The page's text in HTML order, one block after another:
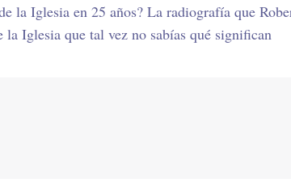
la Iglesia en 25 años? La radiografía que
la Iglesia que tal vez no sabías qué significan